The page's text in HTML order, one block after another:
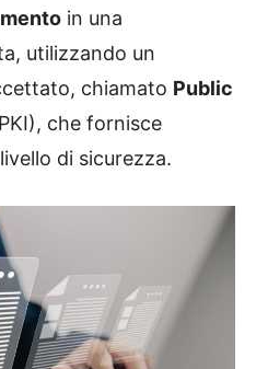
in una
utilizzando un
chiamato Public
che fornisce
di sicurezza.